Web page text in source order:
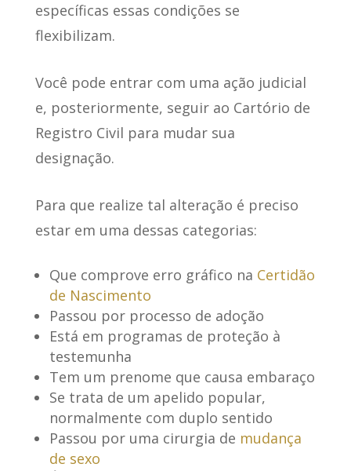
específicas essas condições se
flexibilizam.
Você pode entrar com uma ação judicial
e, posteriormente, seguir ao Cartório de
Registro Civil para mudar sua
designação.
Para que realize tal alteração é preciso
estar em uma dessas categorias:
Que comprove erro gráfico na Certidão
de Nascimento
Passou por processo de adoção
Está em programas de proteção à
testemunha
Tem um prenome que causa embaraço
Se trata de um apelido popular,
normalmente com duplo sentido
Passou por uma cirurgia de mudança
de sexo